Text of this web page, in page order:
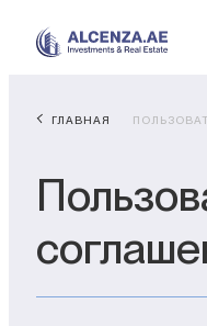
ГЛАВНАЯ